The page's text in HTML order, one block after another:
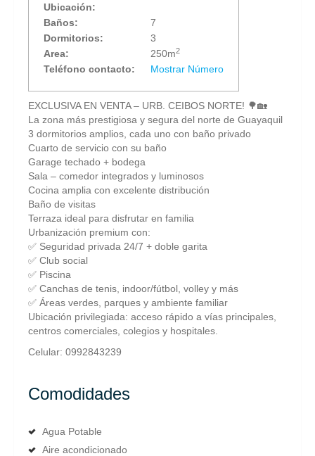
Ubicación:
Baños:
7
Dormitorios:
3
Area:
250m2
Teléfono contacto: Mostrar Número
EXCLUSIVA EN VENTA – URB. CEIBOS NORTE! 🌳🏡
La zona más prestigiosa y segura del norte de Guayaquil
3 dormitorios amplios, cada uno con baño privado
Cuarto de servicio con su baño
Garage techado + bodega
Sala – comedor integrados y luminosos
Cocina amplia con excelente distribución
Baño de visitas
Terraza ideal para disfrutar en familia
Urbanización premium con:
✅ Seguridad privada 24/7 + doble garita
✅ Club social
✅ Piscina
✅ Canchas de tenis, indoor/fútbol, volley y más
✅ Áreas verdes, parques y ambiente familiar
Ubicación privilegiada: acceso rápido a vías principales,
centros comerciales, colegios y hospitales.
Celular: 0992843239
Comodidades
Agua Potable
Aire acondicionado